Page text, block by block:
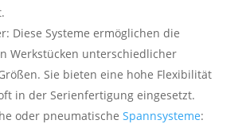
Diese Systeme ermöglichen die
Werkstücken unterschiedlicher
Sie bieten eine hohe Flexibilität
in der Serienfertigung eingesetzt.
oder pneumatische Spannsysteme: